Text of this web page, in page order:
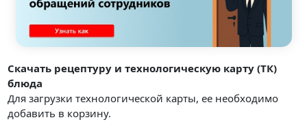
Скачать рецептуру и технологическую карту (ТК)
блюда
Для загрузки технологической карты, ее необходимо
добавить в корзину.